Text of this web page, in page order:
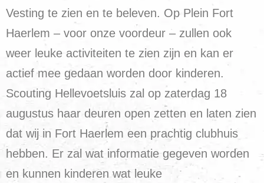
Vesting te zien en te beleven. Op Plein Fort
Haerlem – voor onze voordeur – zullen ook
weer leuke activiteiten te zien zijn en kan er
actief mee gedaan worden door kinderen.
Scouting Hellevoetsluis zal op zaterdag 18
augustus haar deuren open zetten en laten zien
dat wij in Fort Haerlem een prachtig clubhuis
hebben. Er zal wat informatie gegeven worden
en kunnen kinderen wat leuke